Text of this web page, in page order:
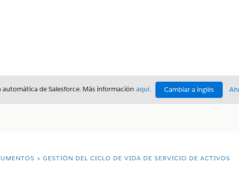
de Salesforce. Más información aquí. Cambiar a inglés
GESTIÓN DEL CICLO DE VIDA DE SERVICIO DE ACTIVOS